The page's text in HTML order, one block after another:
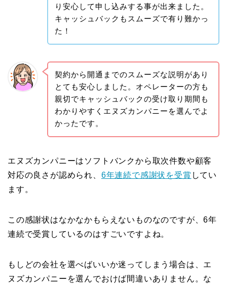
り安心して申し込みする事が出来ました。
キャッシュバックもスムーズで有り難かっ
た！
契約から開通までのスムーズな説明があり
とても安心しました。オペレーターの方も
親切でキャッシュバックの受け取り期間も
わかりやすくエヌズカンパニーを選んでよ
かったです。
エヌズカンパニーはソフトバンクから取次件数や顧客
対応の良さが認められ、 6年連続で感謝状を受賞 してい
ます。
この感謝状はなかなかもらえないものなのですが、6年
連続で受賞しているのはすごいですよね。
もしどの会社を選べばいいか迷ってしまう場合は、エ
ヌズカンパニーを選んでおけば間違いありません。な